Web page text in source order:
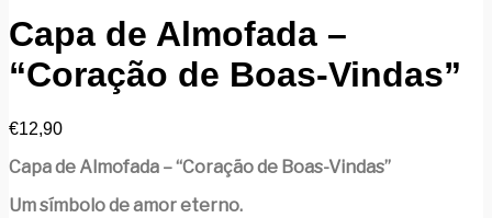
Capa de Almofada –
“Coração de Boas-Vindas”
€12,90
Capa de Almofada – “Coração de Boas-Vindas”
Um símbolo de amor eterno.